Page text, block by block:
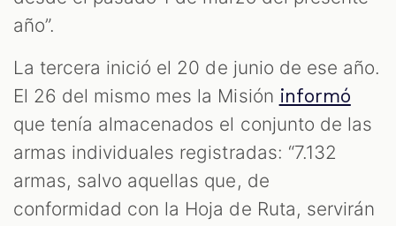
año”.
La tercera inició el 20 de junio de ese año.
El 26 del mismo mes la Misión informó
que tenía almacenados el conjunto de las
armas individuales registradas: “7.132
armas, salvo aquellas que, de
conformidad con la Hoja de Ruta, servirán